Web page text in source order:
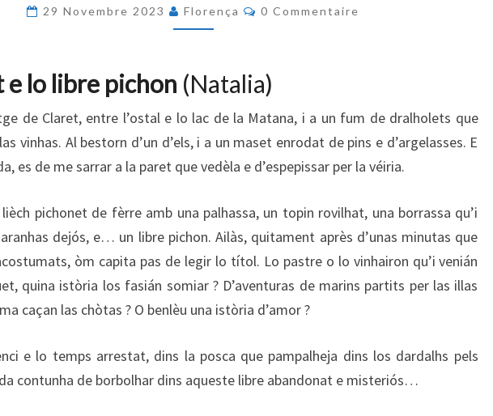
NOVEMBRE
29 Novembre 2023 Florença Commentaires
0 Commentaire
e lo libre pichon (Natalia)
de Claret, entre l’ostal e lo lac de la Matana, i a un fum de dralholets que
vinhas. Al bestorn d’un d’els, i a un maset enrodat de pins e d’argelasses. E
es de me sarrar a la paret que vedèla e d’espepissar per la véiria.
pichonet de fèrre amb una palhassa, un topin rovilhat, una borrassa qu’i
dejós, e… un libre pichon. Ailàs, quitament après d’unas minutas que
òm capita pas de legir lo títol. Lo pastre o lo vinhairon qu’i venián
quina istòria los fasián somiar ? D’aventuras de marins partits per las illas
caçan las chòtas ? O benlèu una istòria d’amor ?
e lo temps arrestat, dins la posca que pampalheja dins los dardalhs pels
contunha de borbolhar dins aqueste libre abandonat e misteriós…